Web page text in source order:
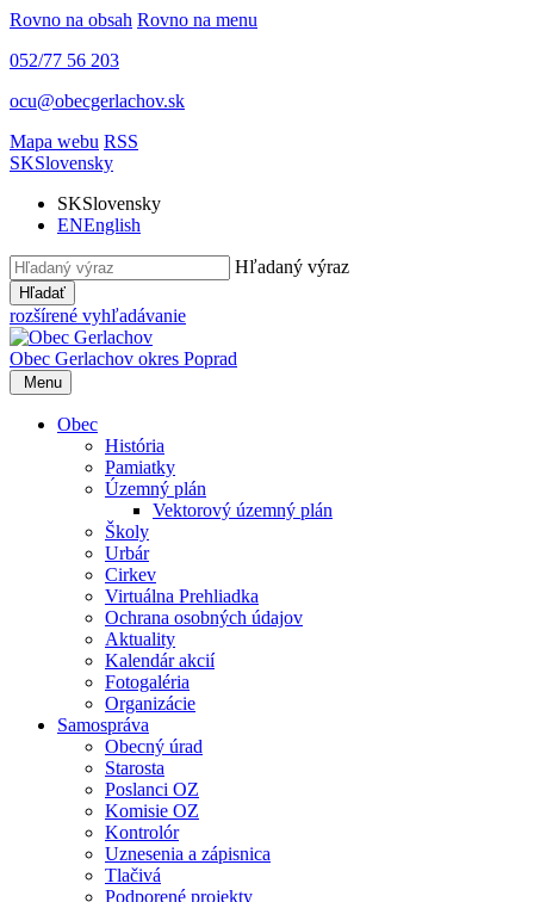
Rovno na obsah Rovno na menu
052/77 56 203
ocu@obecgerlachov.sk
Mapa webu RSS
SKSlovensky
SKSlovensky
ENEnglish
Hľadaný výraz
Hľadať
rozšírené vyhľadávanie
Obec Gerlachov okres Poprad
Menu
Obec
História
Pamiatky
Územný plán
Vektorový územný plán
Školy
Urbár
Cirkev
Virtuálna Prehliadka
Ochrana osobných údajov
Aktuality
Kalendár akcií
Fotogaléria
Organizácie
Samospráva
Obecný úrad
Starosta
Poslanci OZ
Komisie OZ
Kontrolór
Uznesenia a zápisnica
Tlačivá
Podporené projekty